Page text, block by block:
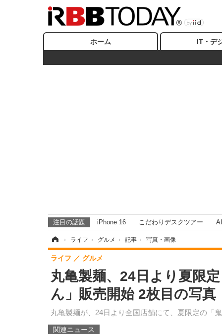
ホーム IT・デ
注目の話題 iPhone 16 こだわりデスクツアー AI
› ライフ › グルメ › 記事 › 写真・画像
丸亀製麺、24日より夏限
ん」販売開始 2枚目の写真
丸亀製麺が、24日より全国店舗にて、夏限定の「
ライフ グルメ
関連ニュース